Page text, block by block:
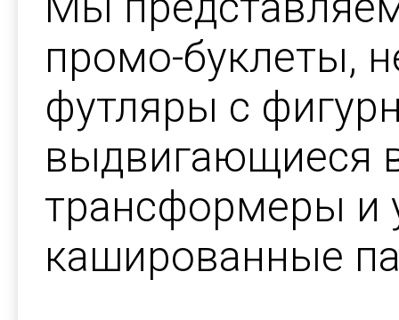
промо-буклеты,
футляры с
выдвигающиеся
трансформеры и
кашированные